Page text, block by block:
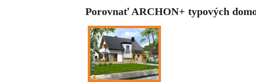
Porovnať ARCHON+ typových